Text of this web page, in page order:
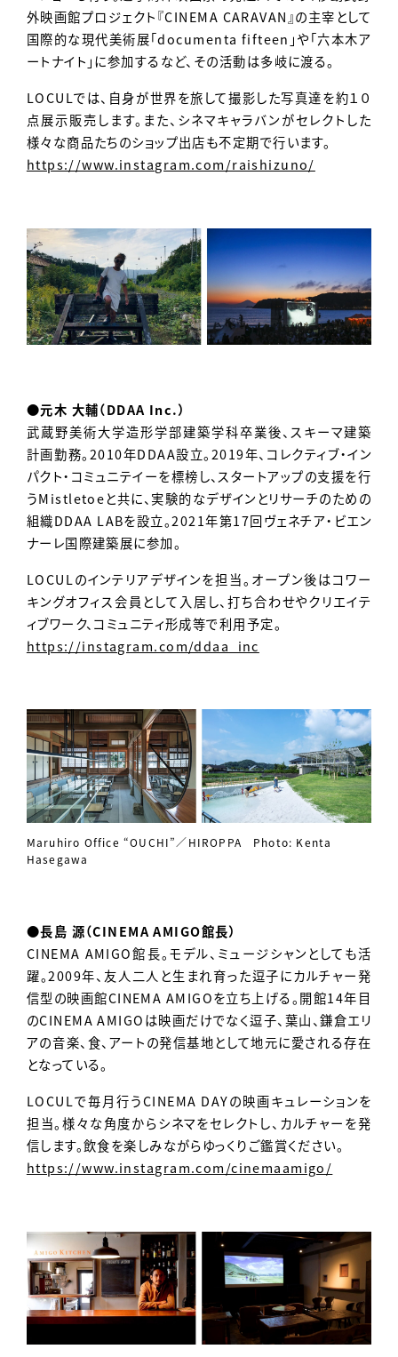
外映画館プロジェクト『CINEMA CARAVAN』の主宰として
国際的な現代美術展「documenta fifteen」や「六本木ア
ートナイト」に参加するなど、その活動は多岐に渡る。
LOCULでは、自身が世界を旅して撮影した写真達を約１０
点展示販売します。また、シネマキャラバンがセレクトした
様々な商品たちのショップ出店も不定期で行います。
https://www.instagram.com/raishizuno/
●元木 大輔（DDAA Inc.）
武蔵野美術大学造形学部建築学科卒業後、スキーマ建築
計画勤務。2010年DDAA設立。2019年、コレクティブ・イン
パクト・コミュニテイーを標榜し、スタートアップの支援を行
うMistletoeと共に、実験的なデザインとリサーチのための
組織DDAA LABを設立。2021年第17回ヴェネチア・ビエン
ナーレ国際建築展に参加。
LOCULのインテリアデザインを担当。オープン後はコワー
キングオフィス会員として入居し、打ち合わせやクリエイテ
ィブワーク、コミュニティ形成等で利用予定。
https://instagram.com/ddaa_inc
Maruhiro Office “OUCHI”／HIROPPA Photo: Kenta
Hasegawa
●長島 源（CINEMA AMIGO館長）
CINEMA AMIGO館長。モデル、ミュージシャンとしても活
躍。2009年、友人二人と生まれ育った逗子にカルチャー発
信型の映画館CINEMA AMIGOを立ち上げる。開館14年目
のCINEMA AMIGOは映画だけでなく逗子、葉山、鎌倉エリ
アの音楽、食、アートの発信基地として地元に愛される存在
となっている。
LOCULで毎月行うCINEMA DAYの映画キュレーションを
担当。様々な角度からシネマをセレクトし、カルチャーを発
信します。飲食を楽しみながらゆっくりご鑑賞ください。
https://www.instagram.com/cinemaamigo/